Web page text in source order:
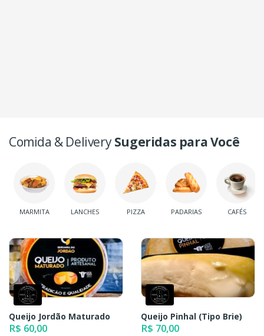
Comida & DeliverySugeridas para Você
MARMITA LANCHES PIZZA PADARIAS CAFÉS
Queijo Jordão Maturado
R$ 60,00
Queijo Pinhal (Tipo Brie)
R$ 70,00